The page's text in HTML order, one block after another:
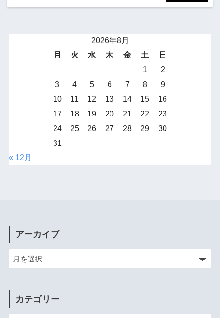
2026年8月
月
火 水 木 金 土
日
1
2
3
4 5 6 7 8
9
10
11 12 13 14 15
16
17
18 19 20 21 22
23
24
25 26 27 28 29
30
31
« 12月
アーカイブ
カテゴリー